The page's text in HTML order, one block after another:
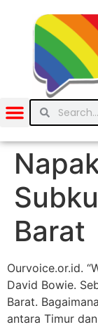
Barat
Ourvoice.or.id.
David Bowie.
Barat.
antara Timur